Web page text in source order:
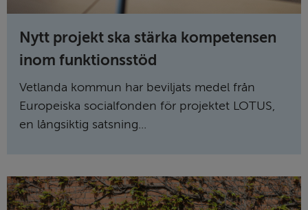
Nytt projekt ska stärka kompetensen
inom funktionsstöd
Vetlanda kommun har beviljats medel från
Europeiska socialfonden för projektet LOTUS,
en långsiktig satsning...